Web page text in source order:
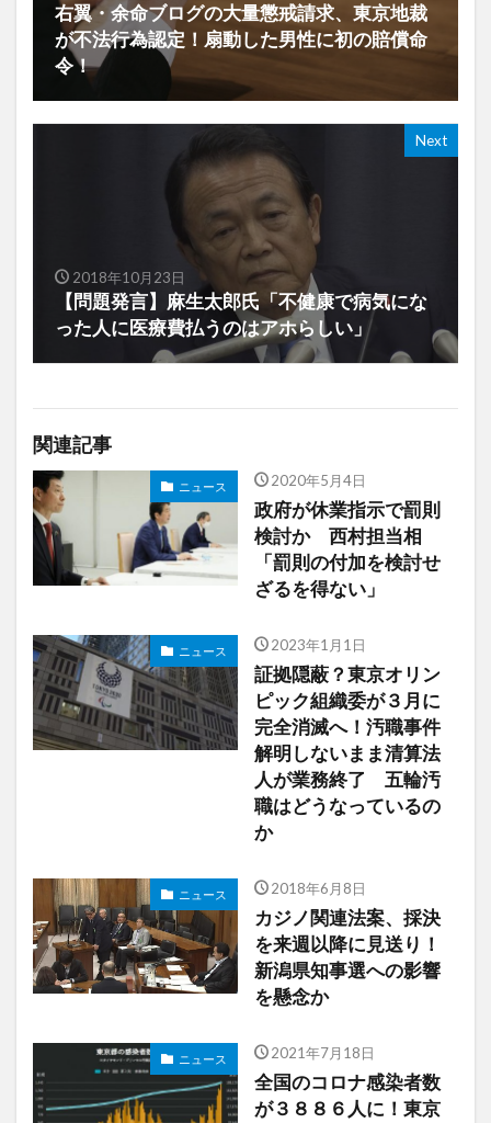
右翼・余命ブログの大量懲戒請求、東京地裁
が不法行為認定！扇動した男性に初の賠償命
令！
Next
2018年10月23日
【問題発言】麻生太郎氏「不健康で病気にな
った人に医療費払うのはアホらしい」
関連記事
ニュース 2020年5月4日
政府が休業指示で罰則
検討か 西村担当相
「罰則の付加を検討せ
ざるを得ない」
ニュース 2023年1月1日
証拠隠蔽？東京オリン
ピック組織委が３月に
完全消滅へ！汚職事件
解明しないまま清算法
人が業務終了 五輪汚
職はどうなっているの
か
ニュース 2018年6月8日
カジノ関連法案、採決
を来週以降に見送り！
新潟県知事選への影響
を懸念か
ニュース 2021年7月18日
全国のコロナ感染者数
が３８８６人に！東京